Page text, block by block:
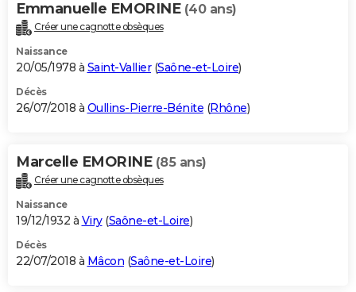
Emmanuelle EMORINE (40 ans)
Créer une cagnotte obsèques
Naissance
20/05/1978 à Saint-Vallier(Saône-et-Loire)
Décès
26/07/2018 à Oullins-Pierre-Bénite (Rhône)
Marcelle EMORINE (85 ans)
Créer une cagnotte obsèques
Naissance
19/12/1932 à Viry(Saône-et-Loire)
Décès
22/07/2018 à Mâcon (Saône-et-Loire)